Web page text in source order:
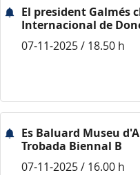
El president Galmés
Internacional de
07-11-2025 / 18.50 h
Es Baluard Museu
Trobada Biennal B
07-11-2025 / 16.00 h